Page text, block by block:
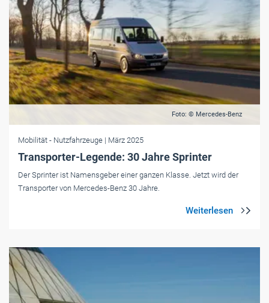
Foto: © Mercedes-Benz
Mobilität - Nutzfahrzeuge | März 2025
Transporter-Legende: 30 Jahre Sprinter
Der Sprinter ist Namensgeber einer ganzen Klasse. Jetzt wird der
Transporter von Mercedes-Benz 30 Jahre.